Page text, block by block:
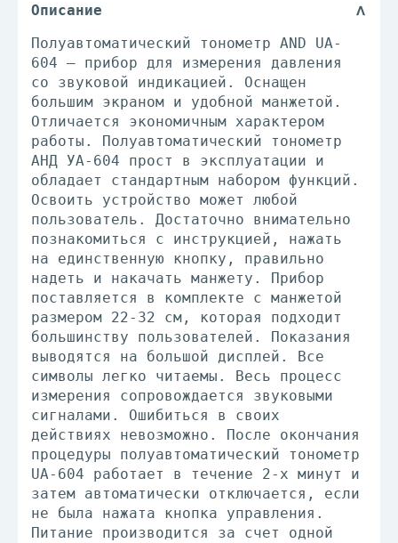
Описание
Полуавтоматический тонометр AND UA-
604 – прибор для измерения давления
со звуковой индикацией. Оснащен
большим экраном и удобной манжетой.
Отличается экономичным характером
работы. Полуавтоматический тонометр
АНД УА-604 прост в эксплуатации и
обладает стандартным набором функций.
Освоить устройство может любой
пользователь. Достаточно внимательно
познакомиться с инструкцией, нажать
на единственную кнопку, правильно
надеть и накачать манжету. Прибор
поставляется в комплекте с манжетой
размером 22-32 см, которая подходит
большинству пользователей. Показания
выводятся на большой дисплей. Все
символы легко читаемы. Весь процесс
измерения сопровождается звуковыми
сигналами. Ошибиться в своих
действиях невозможно. После окончания
процедуры полуавтоматический тонометр
UA-604 работает в течение 2-х минут и
затем автоматически отключается, если
не была нажата кнопка управления.
Питание производится за счет одной